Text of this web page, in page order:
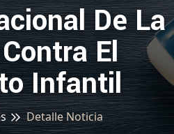
De La
El
Infantil
Detalle Noticia